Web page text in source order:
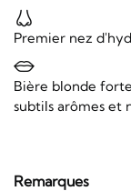
Premier nez
Bière blonde
subtils arômes et
Remarques